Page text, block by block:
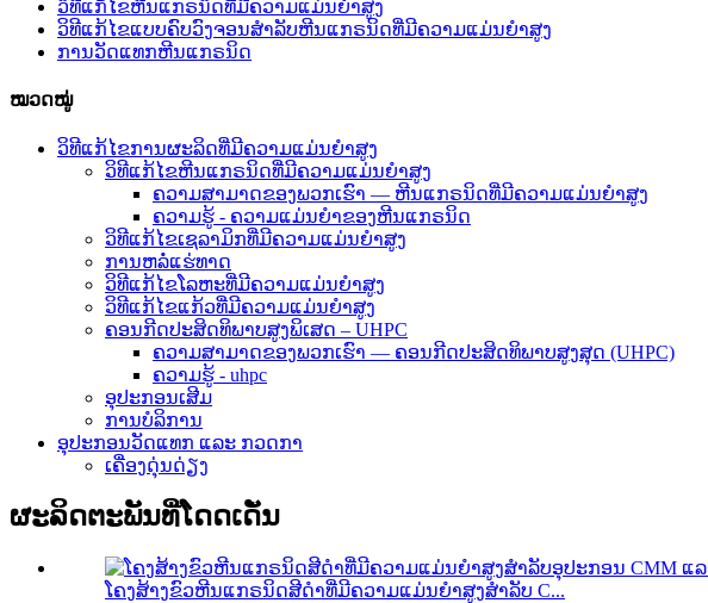
ວິທີແກ້ໄຂຫີນແກຣນິດທີ່ມີຄວາມແມ່ນຍຳສູງ
ວິທີແກ້ໄຂແບບຄົບວົງຈອນສຳລັບຫີນແກຣນິດທີ່ມີຄວາມແມ່ນຍໍາສູງ
ການວັດແທກຫີນແກຣນິດ
ໝວດໝູ່
ວິທີແກ້ໄຂການຜະລິດທີ່ມີຄວາມແມ່ນຍໍາສູງ
ວິທີແກ້ໄຂຫີນແກຣນິດທີ່ມີຄວາມແມ່ນຍຳສູງ
ຄວາມສາມາດຂອງພວກເຮົາ — ຫີນແກຣນິດທີ່ມີຄວາມແມ່ນຍຳສູງ
ຄວາມຮູ້ - ຄວາມແມ່ນຍໍາຂອງຫີນແກຣນິດ
ວິທີແກ້ໄຂເຊລາມິກທີ່ມີຄວາມແມ່ນຍໍາສູງ
ການຫລໍ່ແຮ່ທາດ
ວິທີແກ້ໄຂໂລຫະທີ່ມີຄວາມແມ່ນຍໍາສູງ
ວິທີແກ້ໄຂແກ້ວທີ່ມີຄວາມແມ່ນຍໍາສູງ
ຄອນກີດປະສິດທິພາບສູງພິເສດ – UHPC
ຄວາມສາມາດຂອງພວກເຮົາ — ຄອນກີດປະສິດທິພາບສູງສຸດ (UHPC)
ຄວາມຮູ້ - uhpc
ອຸປະກອນເສີມ
ການບໍລິການ
ອຸປະກອນວັດແທກ ແລະ ກວດກາ
ເຄື່ອງດຸ່ນດ່ຽງ
ຜະລິດຕະພັນທີ່ໂດດເດັ່ນ
ໂຄງສ້າງຂົວຫີນແກຣນິດສີດຳທີ່ມີຄວາມແມ່ນຍໍາສູງສຳລັບ C...